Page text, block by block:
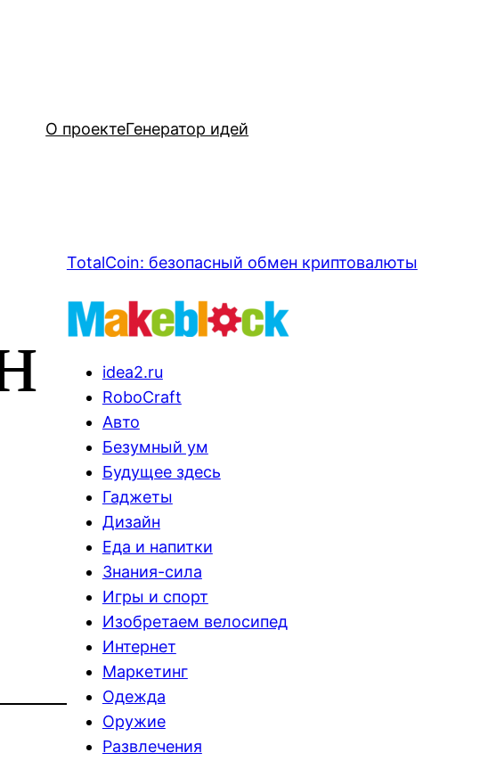
О проектеГенератор идей
TotalCoin: безопасный обмен криптовалюты
idea2.ru
RoboCraft
Авто
Безумный ум
Будущее здесь
Гаджеты
Дизайн
Еда и напитки
Знания-сила
Игры и спорт
Изобретаем велосипед
Интернет
Маркетинг
Одежда
Оружие
Развлечения